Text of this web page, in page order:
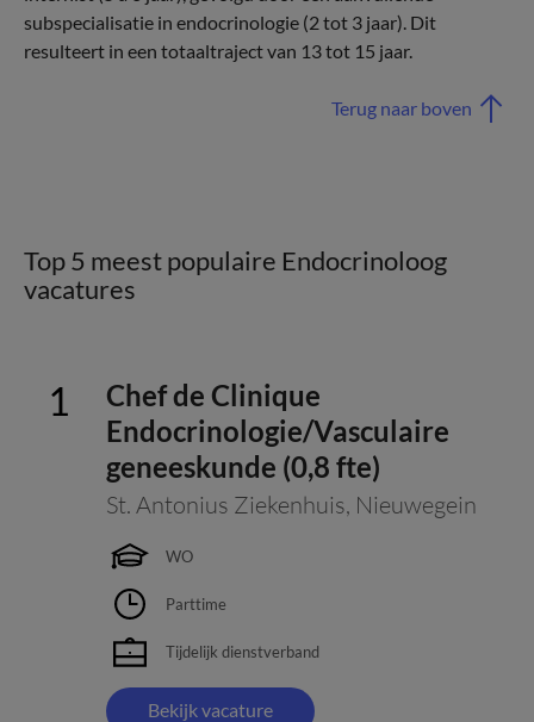
subspecialisatie in endocrinologie (2 tot 3 jaar). Dit
resulteert in een totaaltraject van 13 tot 15 jaar.
Terug naar boven
Top 5 meest populaire Endocrinoloog
vacatures
Chef de Clinique
Endocrinologie/Vasculaire
geneeskunde (0,8 fte)
St. Antonius Ziekenhuis, Nieuwegein
WO
Parttime
Tijdelijk dienstverband
Bekijk vacature